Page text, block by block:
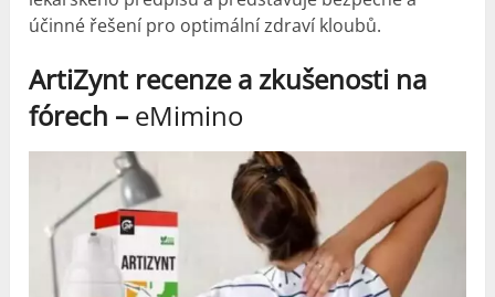
účinné řešení pro optimální zdraví kloubů.
ArtiZynt recenze a zkušenosti na
fórech – eMimino